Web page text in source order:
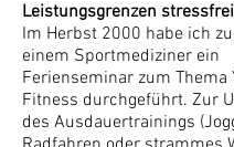
Leistungsgrenzen
Im Herbst 2000 habe ich
einem Sportmediziner ein
Ferienseminar zum Thema
Fitness durchgeführt. Zur
des Ausdauertrainings